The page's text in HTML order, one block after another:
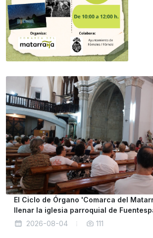
El Ciclo de Órgano 'Comarca del
llenar la iglesia parroquial de
2026-08-04
111